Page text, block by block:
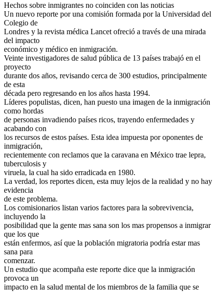
Hechos sobre inmigrantes no coinciden con las noticias
Un nuevo reporte por una comisión formada por la Universidad del
Colegio de
Londres y la revista médica Lancet ofreció a través de una mirada
del impacto
económico y médico en inmigración.
Veinte investigadores de salud pública de 13 países trabajó en el
proyecto
durante dos años, revisando cerca de 300 estudios, principalmente
de esta
década pero regresando en los años hasta 1994.
Líderes populistas, dicen, han puesto una imagen de la inmigración
como hordas
de personas invadiendo países ricos, trayendo enfermedades y
acabando con
los recursos de estos países. Esta idea impuesta por oponentes de
inmigración,
recientemente con reclamos que la caravana en México trae lepra,
tuberculosis y
viruela, la cual ha sido erradicada en 1980.
La verdad, los reportes dicen, esta muy lejos de la realidad y no hay
evidencia
de este problema.
Los comisionarios listan varios factores para la sobrevivencia,
incluyendo la
posibilidad que la gente mas sana son los mas propensos a inmigrar
que los que
están enfermos, así que la población migratoria podría estar mas
sana para
comenzar.
Un estudio que acompaña este reporte dice que la inmigración
provoca un
impacto en la salud mental de los miembros de la familia que se